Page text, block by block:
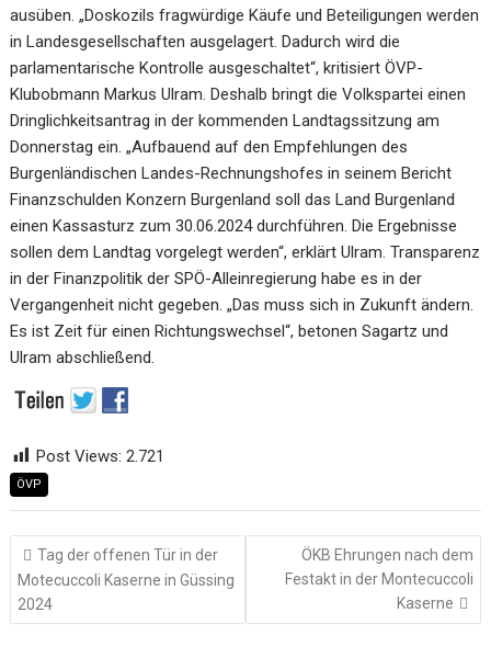
ausüben. „Doskozils fragwürdige Käufe und Beteiligungen werden
in Landesgesellschaften ausgelagert. Dadurch wird die
parlamentarische Kontrolle ausgeschaltet“, kritisiert ÖVP-
Klubobmann Markus Ulram. Deshalb bringt die Volkspartei einen
Dringlichkeitsantrag in der kommenden Landtagssitzung am
Donnerstag ein. „Aufbauend auf den Empfehlungen des
Burgenländischen Landes-Rechnungshofes in seinem Bericht
Finanzschulden Konzern Burgenland soll das Land Burgenland
einen Kassasturz zum 30.06.2024 durchführen. Die Ergebnisse
sollen dem Landtag vorgelegt werden“, erklärt Ulram. Transparenz
in der Finanzpolitik der SPÖ-Alleinregierung habe es in der
Vergangenheit nicht gegeben. „Das muss sich in Zukunft ändern.
Es ist Zeit für einen Richtungswechsel“, betonen Sagartz und
Ulram abschließend.
Post Views: 2.721
ÖVP
Beitragsnavigation
Tag der offenen Tür in der
Motecuccoli Kaserne in Güssing
2024
ÖKB Ehrungen nach dem
Festakt in der Montecuccoli
Kaserne